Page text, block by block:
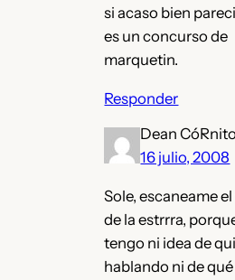
si acaso bien
es un concurso de
marquetin.
Responder
Dean CóRnito
16 julio, 2008
Sole, escaneame
de la estrrra,
tengo ni idea de
hablando ni de